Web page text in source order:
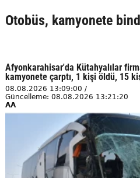
Otobüs, kamyonete
Afyonkarahisar'da Kütahyalılar
kamyonete çarptı, 1 kişi öldü, 15
08.08.2026 13:09:00 /
Güncelleme: 08.08.2026 13:21:20
AA